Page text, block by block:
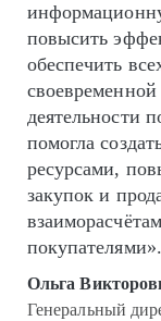
повысить
обеспечить
деятельности
помогла
ресурсами,
закупок и
покупателями».
Ольга
Генеральный